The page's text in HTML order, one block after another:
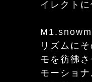
イレクトに
リズムに
モを彷彿
モーショ